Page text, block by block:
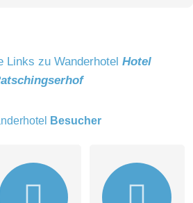
Links zu Wanderhotel Hotel
Besucher